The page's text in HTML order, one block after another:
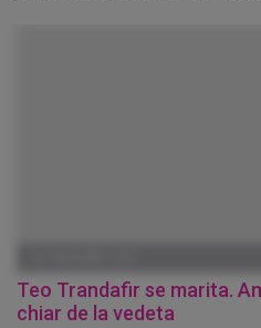
Teo Trandafir se marita.
chiar de la vedeta